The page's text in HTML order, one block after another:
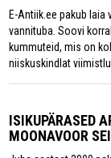
E-Antiik.ee pakub
vannituba. Soovi
kummuteid, mis on
niiskuskindlat
ISIKUPÄRASED
MOONAVOOR